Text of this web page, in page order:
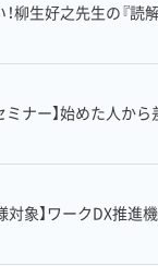
柳生好之先生の『読
ナー】始めた人か
対象】ワークDX推